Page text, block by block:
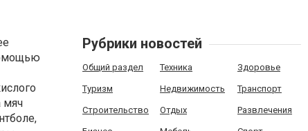
мяч
Рубрики новостей
Общий раздел Техника Здоровье
Туризм Недвижимость Транспорт
Строительство Отдых Развлечения